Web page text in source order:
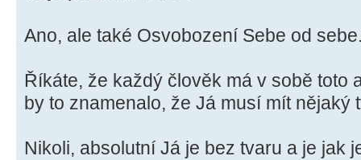
Ano, ale také Osvobození Sebe od
Říkáte, že každý člověk má v sobě toto
by to znamenalo, že Já musí mít nějaký
Nikoli, absolutní Já je bez tvaru a je jak